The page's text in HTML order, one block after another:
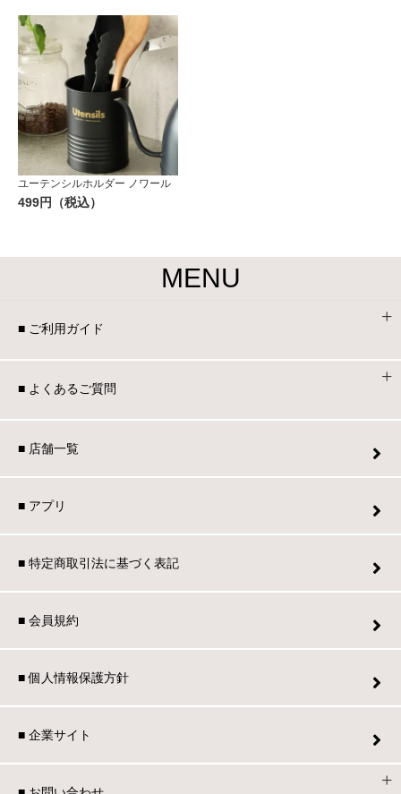
ユーテンシルホルダー ノワール
499円（税込）
MENU
■ ご利用ガイド
■ よくあるご質問
■ 店舗一覧
■ アプリ
■ 特定商取引法に基づく表記
■ 会員規約
■ 個人情報保護方針
■ 企業サイト